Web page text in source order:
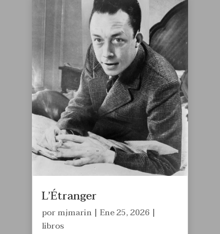
L’Étranger
pormjmarin| Ene 25, 2026 |
libros